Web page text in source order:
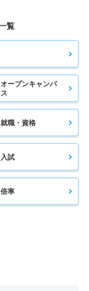
覧
オープンキャンパ
ス
就職・資格
入試
倍率